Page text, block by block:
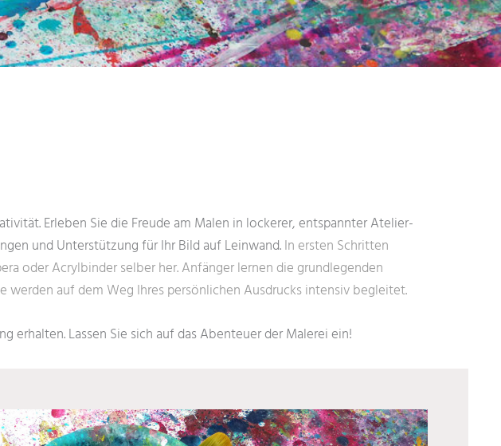
Erleben Sie die Freude am Malen in lockerer, entspannter Atelier-
und Unterstützung für Ihr Bild auf Leinwand.In ersten Schritten
oder Acrylbinder selber her. Anfänger lernen die grundlegenden
werden auf dem Weg Ihres persönlichen Ausdrucks intensiv begleitet.
Lassen Sie sich auf das Abenteuer der Malerei ein!